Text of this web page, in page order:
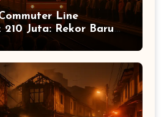
Line
Juta: Rekor Baru